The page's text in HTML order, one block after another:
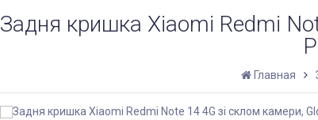
Задня кришка Xiaomi Redmi
Главная